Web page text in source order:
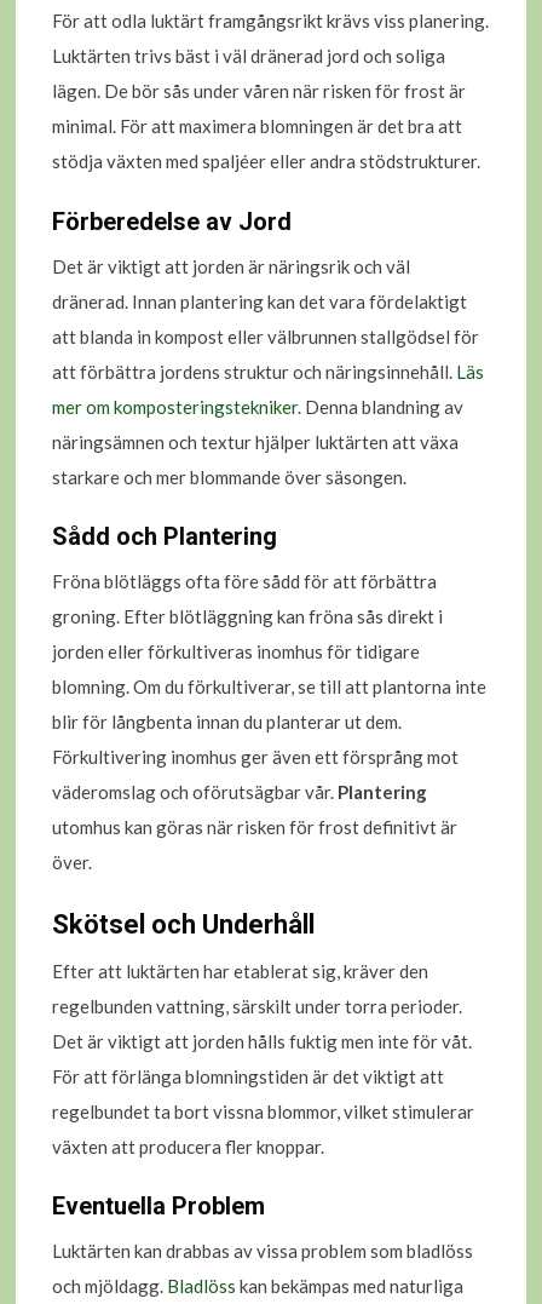
För att odla luktärt framgångsrikt krävs viss planering.
Luktärten trivs bäst i väl dränerad jord och soliga
lägen. De bör sås under våren när risken för frost är
minimal. För att maximera blomningen är det bra att
stödja växten med spaljéer eller andra stödstrukturer.
Förberedelse av Jord
Det är viktigt att jorden är näringsrik och väl
dränerad. Innan plantering kan det vara fördelaktigt
att blanda in kompost eller välbrunnen stallgödsel för
att förbättra jordens struktur och näringsinnehåll. Läs
mer om komposteringstekniker. Denna blandning av
näringsämnen och textur hjälper luktärten att växa
starkare och mer blommande över säsongen.
Sådd och Plantering
Fröna blötläggs ofta före sådd för att förbättra
groning. Efter blötläggning kan fröna sås direkt i
jorden eller förkultiveras inomhus för tidigare
blomning. Om du förkultiverar, se till att plantorna inte
blir för långbenta innan du planterar ut dem.
Förkultivering inomhus ger även ett försprång mot
väderomslag och oförutsägbar vår. Plantering
utomhus kan göras när risken för frost definitivt är
över.
Skötsel och Underhåll
Efter att luktärten har etablerat sig, kräver den
regelbunden vattning, särskilt under torra perioder.
Det är viktigt att jorden hålls fuktig men inte för våt.
För att förlänga blomningstiden är det viktigt att
regelbundet ta bort vissna blommor, vilket stimulerar
växten att producera fler knoppar.
Eventuella Problem
Luktärten kan drabbas av vissa problem som bladlöss
och mjöldagg. Bladlöss kan bekämpas med naturliga